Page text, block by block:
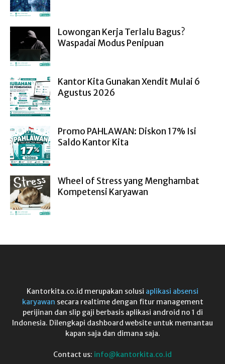
Lowongan Kerja Terlalu Bagus?
Waspadai Modus Penipuan
Kantor Kita Gunakan Xendit Mulai 6
Agustus 2026
Promo PAHLAWAN: Diskon 17% Isi
Saldo Kantor Kita
Wheel of Stress yang Menghambat
Kompetensi Karyawan
Kantorkita.co.id merupakan solusi aplikasi absensi
karyawan secara realtime dengan fitur management
perijinan dan slip gaji berbasis aplikasi android no 1 di
Indonesia. Dilengkapi dashboard website untuk memantau
kapan saja dan dimana saja.
Contact us: info@kantorkita.co.id